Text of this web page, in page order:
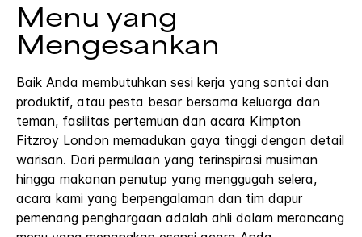
Menu yang
Mengesankan
Baik Anda membutuhkan sesi kerja yang santai dan
produktif, atau pesta besar bersama keluarga dan
teman, fasilitas pertemuan dan acara Kimpton
Fitzroy London memadukan gaya tinggi dengan detail
warisan. Dari permulaan yang terinspirasi musiman
hingga makanan penutup yang menggugah selera,
acara kami yang berpengalaman dan tim dapur
pemenang penghargaan adalah ahli dalam merancang